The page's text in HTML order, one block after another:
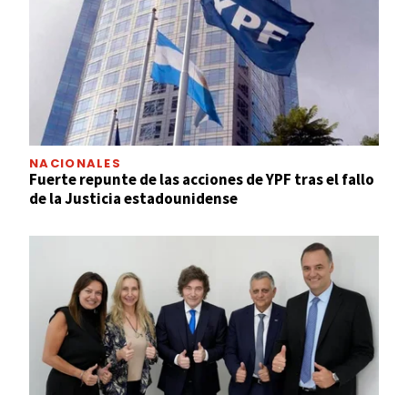
NACIONALES
Fuerte repunte de las acciones de YPF tras el fallo
de la Justicia estadounidense